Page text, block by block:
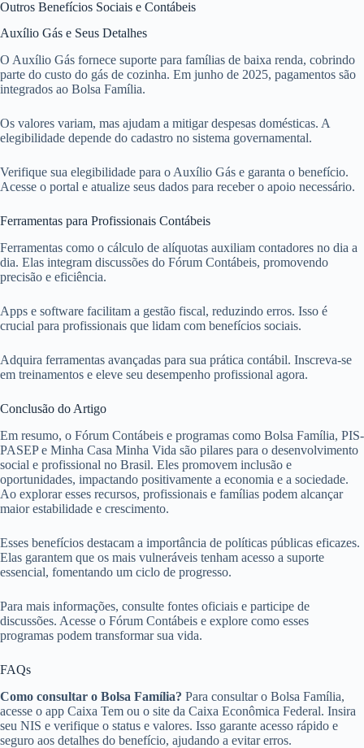
Outros Benefícios Sociais e Contábeis
Auxílio Gás e Seus Detalhes
O Auxílio Gás fornece suporte para famílias de baixa renda, cobrindo
parte do custo do gás de cozinha. Em junho de 2025, pagamentos são
integrados ao Bolsa Família.
Os valores variam, mas ajudam a mitigar despesas domésticas. A
elegibilidade depende do cadastro no sistema governamental.
Verifique sua elegibilidade para o Auxílio Gás e garanta o benefício.
Acesse o portal e atualize seus dados para receber o apoio necessário.
Ferramentas para Profissionais Contábeis
Ferramentas como o cálculo de alíquotas auxiliam contadores no dia a
dia. Elas integram discussões do Fórum Contábeis, promovendo
precisão e eficiência.
Apps e software facilitam a gestão fiscal, reduzindo erros. Isso é
crucial para profissionais que lidam com benefícios sociais.
Adquira ferramentas avançadas para sua prática contábil. Inscreva-se
em treinamentos e eleve seu desempenho profissional agora.
Conclusão do Artigo
Em resumo, o Fórum Contábeis e programas como Bolsa Família, PIS-
PASEP e Minha Casa Minha Vida são pilares para o desenvolvimento
social e profissional no Brasil. Eles promovem inclusão e
oportunidades, impactando positivamente a economia e a sociedade.
Ao explorar esses recursos, profissionais e famílias podem alcançar
maior estabilidade e crescimento.
Esses benefícios destacam a importância de políticas públicas eficazes.
Elas garantem que os mais vulneráveis tenham acesso a suporte
essencial, fomentando um ciclo de progresso.
Para mais informações, consulte fontes oficiais e participe de
discussões. Acesse o Fórum Contábeis e explore como esses
programas podem transformar sua vida.
FAQs
Como consultar o Bolsa Família? Para consultar o Bolsa Família,
acesse o app Caixa Tem ou o site da Caixa Econômica Federal. Insira
seu NIS e verifique o status e valores. Isso garante acesso rápido e
seguro aos detalhes do benefício, ajudando a evitar erros.